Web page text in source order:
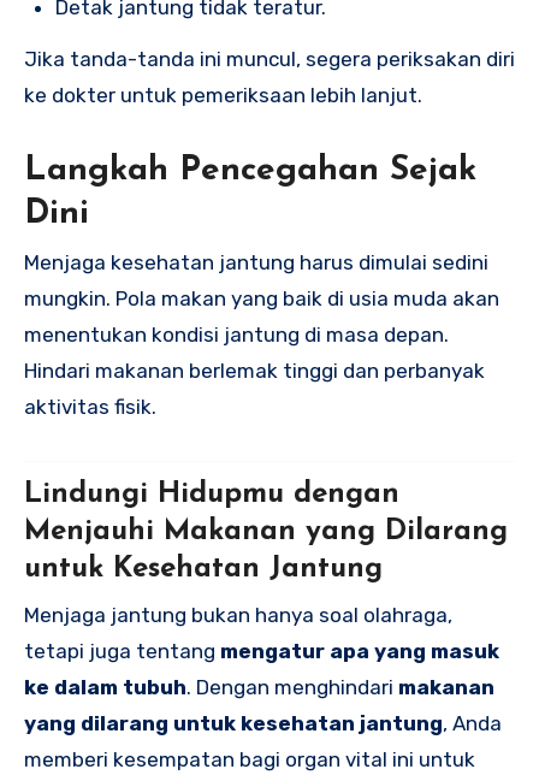
Detak jantung tidak teratur.
Jika tanda-tanda ini muncul, segera periksakan diri
ke dokter untuk pemeriksaan lebih lanjut.
Langkah Pencegahan Sejak
Dini
Menjaga kesehatan jantung harus dimulai sedini
mungkin. Pola makan yang baik di usia muda akan
menentukan kondisi jantung di masa depan.
Hindari makanan berlemak tinggi dan perbanyak
aktivitas fisik.
Lindungi Hidupmu dengan
Menjauhi Makanan yang Dilarang
untuk Kesehatan Jantung
Menjaga jantung bukan hanya soal olahraga,
tetapi juga tentang mengatur apa yang masuk
ke dalam tubuh. Dengan menghindari makanan
yang dilarang untuk kesehatan jantung, Anda
memberi kesempatan bagi organ vital ini untuk